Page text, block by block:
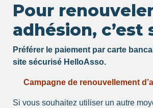
Pour
adhésion, c’est
Préférer le paiement par carte
site sécurisé HelloAsso.
Campagne de renouvellement
Si vous souhaitez utiliser un autre